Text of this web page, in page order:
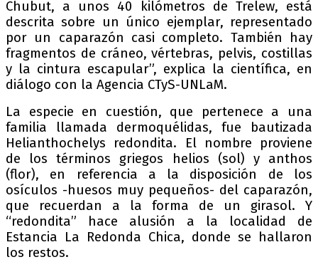
Chubut, a unos 40 kilómetros de Trelew, está
descrita sobre un único ejemplar, representado
por un caparazón casi completo. También hay
fragmentos de cráneo, vértebras, pelvis, costillas
y la cintura escapular”, explica la científica, en
diálogo con la Agencia CTyS-UNLaM.
La especie en cuestión, que pertenece a una
familia llamada dermoquélidas, fue bautizada
Helianthochelys redondita. El nombre proviene
de los términos griegos helios (sol) y anthos
(flor), en referencia a la disposición de los
osículos -huesos muy pequeños- del caparazón,
que recuerdan a la forma de un girasol. Y
“redondita” hace alusión a la localidad de
Estancia La Redonda Chica, donde se hallaron
los restos.